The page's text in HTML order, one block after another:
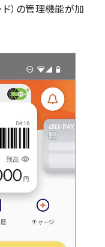
）の管理機能が加